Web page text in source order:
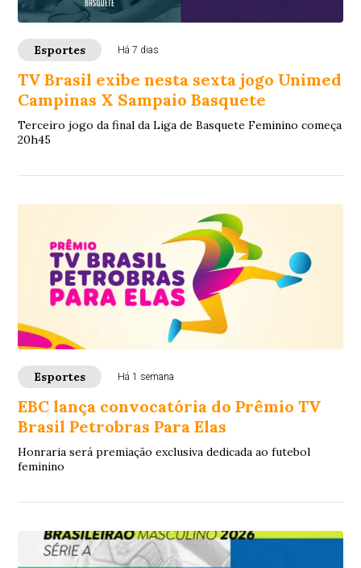
Esportes Há 7 dias
TV Brasil exibe nesta sexta jogo Unimed
Campinas X Sampaio Basquete
Terceiro jogo da final da Liga de Basquete Feminino começa
20h45
Esportes Há 1 semana
EBC lança convocatória do Prêmio TV
Brasil Petrobras Para Elas
Honraria será premiação exclusiva dedicada ao futebol
feminino